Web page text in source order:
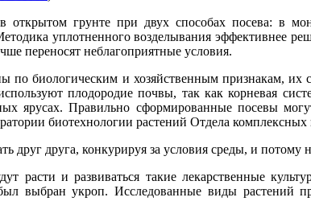
открытом грунте при двух способах посева: в
уплотненного возделывания эффективнее
переносят неблагоприятные условия.
биологическим и хозяйственным признакам, их
плодородие почвы, так как корневая
ярусах. Правильно сформированные посевы
биотехнологии растений Отдела
друг друга, конкурируя за условия среды, и
расти и развиваться такие лекарственные
был выбран укроп. Исследованные виды